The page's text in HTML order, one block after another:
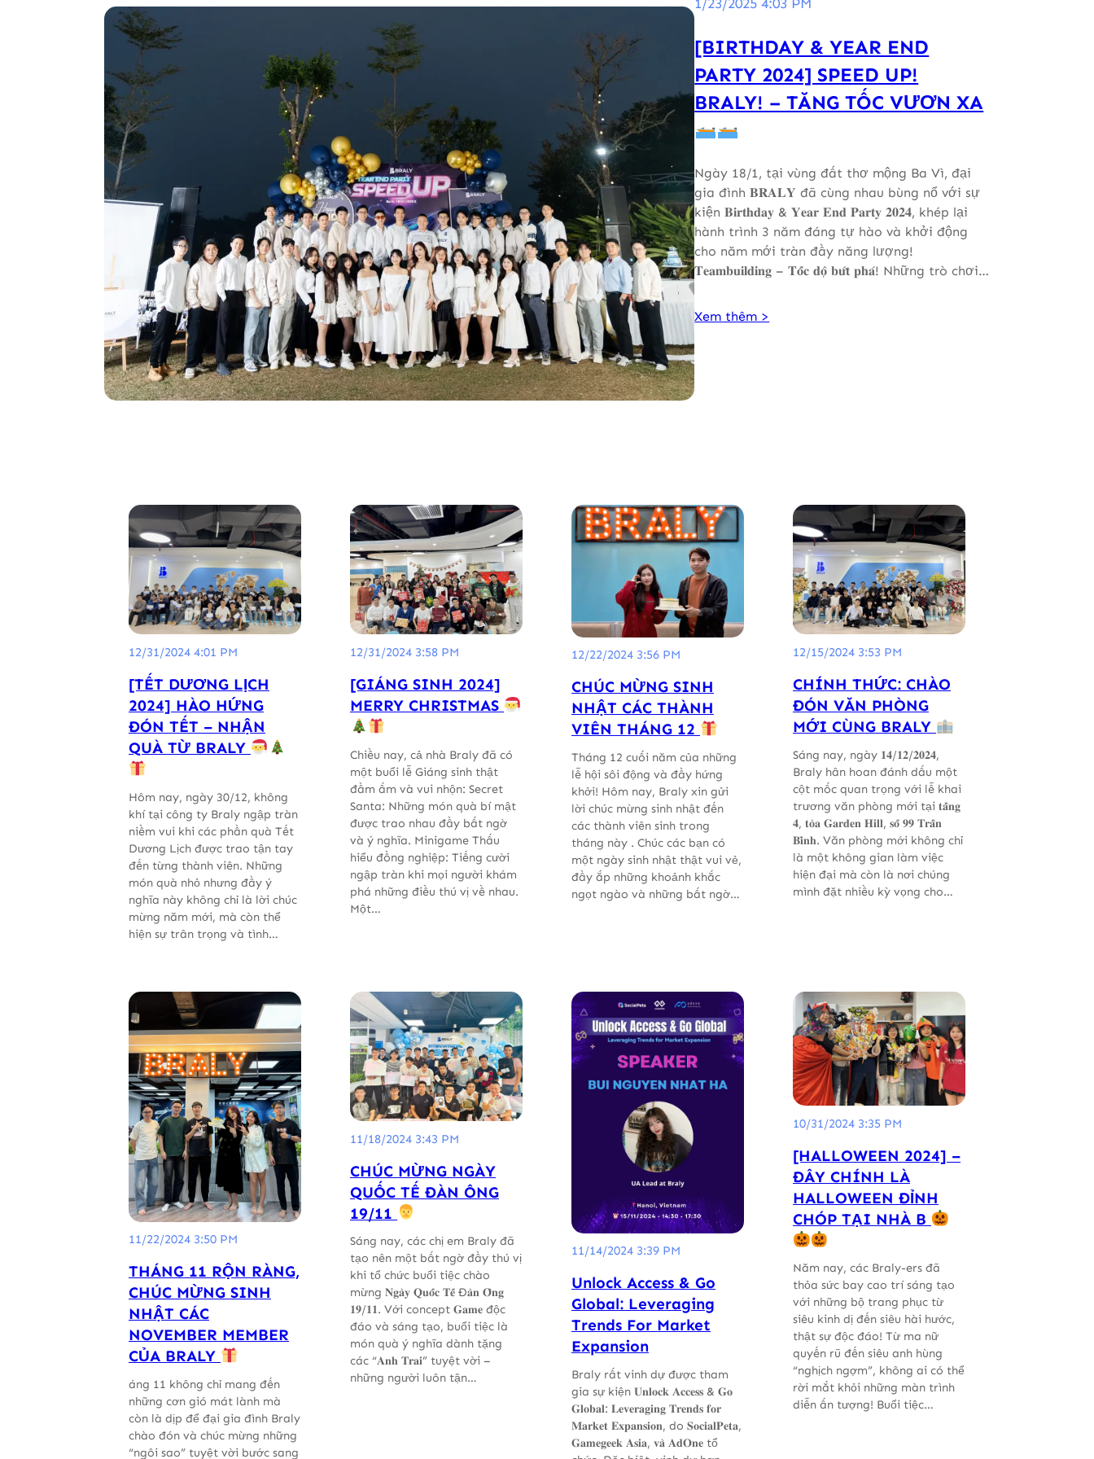
[BIRTHDAY & YEAR END
PARTY 2024] SPEED UP!
BRALY! – TĂNG TỐC VƯƠN XA
Ngày 18/1, tại vùng đất thơ mộng Ba Vì, đại
gia đình 𝐁𝐑𝐀𝐋𝐘 đã cùng nhau bùng nổ với sự
kiện 𝐁𝐢𝐫𝐭𝐡𝐝𝐚𝐲 & 𝐘𝐞𝐚𝐫 𝐄𝐧𝐝 𝐏𝐚𝐫𝐭𝐲 𝟐𝟎𝟐𝟒, khép lại
hành trình 3 năm đáng tự hào và khởi động
cho năm mới tràn đầy năng lượng!
𝐓𝐞𝐚𝐦𝐛𝐮𝐢𝐥𝐝𝐢𝐧𝐠 – 𝐓𝐨̂́𝐜 𝐝𝐨̣̂ 𝐛𝐮̛́𝐭 𝐩𝐡𝐚́! Những trò chơi…
Xem thêm >
12/31/2024 4:01 PM
[TẾT DƯƠNG LỊCH
2024] HÀO HỨNG
ĐÓN TẾT – NHẬN
QUÀ TỪ BRALY
Hôm nay, ngày 30/12, không
khí tại công ty Braly ngập tràn
niềm vui khi các phần quà Tết
Dương Lịch được trao tận tay
đến từng thành viên. Những
món quà nhỏ nhưng đầy ý
nghĩa này không chỉ là lời chúc
mừng năm mới, mà còn thể
hiện sự trân trọng và tình…
12/31/2024 3:58 PM
[GIÁNG SINH 2024]
MERRY CHRISTMAS
Chiều nay, cả nhà Braly đã có
một buổi lễ Giáng sinh thật
đầm ấm và vui nhộn: Secret
Santa: Những món quà bí mật
được trao nhau đầy bất ngờ
và ý nghĩa. Minigame Thấu
hiểu đồng nghiệp: Tiếng cười
ngập tràn khi mọi người khám
phá những điều thú vị về nhau.
Một…
12/22/2024 3:56 PM
CHÚC MỪNG SINH
NHẬT CÁC THÀNH
VIÊN THÁNG 12
Tháng 12 cuối năm của những
lễ hội sôi động và đầy hứng
khởi! Hôm nay, Braly xin gửi
lời chúc mừng sinh nhật đến
các thành viên sinh trong
tháng này . Chúc các bạn có
một ngày sinh nhật thật vui vẻ,
đầy ắp những khoảnh khắc
ngọt ngào và những bất ngờ…
12/15/2024 3:53 PM
CHÍNH THỨC: CHÀO
ĐÓN VĂN PHÒNG
MỚI CÙNG BRALY
Sáng nay, ngày 𝟏𝟒/𝟏𝟐/𝟐𝟎𝟐𝟒,
Braly hân hoan đánh dấu một
cột mốc quan trọng với lễ khai
trương văn phòng mới tại 𝐭𝐚̂̀𝐧𝐠
𝟒, 𝐭𝐨̀𝐚 𝐆𝐚𝐫𝐝𝐞𝐧 𝐇𝐢𝐥𝐥, 𝐬𝐨̂́ 𝟗𝟗 𝐓𝐫𝐚̂̀𝐧
𝐁𝐢̀𝐧𝐡. Văn phòng mới không chỉ
là một không gian làm việc
hiện đại mà còn là nơi chúng
mình đặt nhiều kỳ vọng cho…
11/22/2024 3:50 PM
THÁNG 11 RỘN RÀNG,
CHÚC MỪNG SINH
NHẬT CÁC
NOVEMBER MEMBER
CỦA BRALY
áng 11 không chỉ mang đến
những cơn gió mát lành mà
còn là dịp để đại gia đình Braly
chào đón và chúc mừng những
“ngôi sao” tuyệt vời bước sang
11/18/2024 3:43 PM
CHÚC MỪNG NGÀY
QUỐC TẾ ĐÀN ÔNG
19/11
Sáng nay, các chị em Braly đã
tạo nên một bất ngờ đầy thú vị
khi tổ chức buổi tiệc chào
mừng 𝐍𝐠𝐚̀𝐲 𝐐𝐮𝐨̂́𝐜 𝐓𝐞̂́ Đ𝐚̀𝐧 𝐎̂𝐧𝐠
𝟏𝟗/𝟏𝟏. Với concept 𝐆𝐚𝐦𝐞 độc
đáo và sáng tạo, buổi tiệc là
món quà ý nghĩa dành tặng
các “𝐀𝐧𝐡 𝐓𝐫𝐚𝐢” tuyệt vời –
những người luôn tận…
11/14/2024 3:39 PM
Unlock Access & Go
Global: Leveraging
Trends For Market
Expansion
Braly rất vinh dự được tham
gia sự kiện 𝐔𝐧𝐥𝐨𝐜𝐤 𝐀𝐜𝐜𝐞𝐬𝐬 & 𝐆𝐨
𝐆𝐥𝐨𝐛𝐚𝐥: 𝐋𝐞𝐯𝐞𝐫𝐚𝐠𝐢𝐧𝐠 𝐓𝐫𝐞𝐧𝐝𝐬 𝐟𝐨𝐫
𝐌𝐚𝐫𝐤𝐞𝐭 𝐄𝐱𝐩𝐚𝐧𝐬𝐢𝐨𝐧, do 𝐒𝐨𝐜𝐢𝐚𝐥𝐏𝐞𝐭𝐚,
𝐆𝐚𝐦𝐞𝐠𝐞𝐞𝐤 𝐀𝐬𝐢𝐚, 𝐯𝐚̀ 𝐀𝐝𝐎𝐧𝐞 tổ
10/31/2024 3:35 PM
[HALLOWEEN 2024] –
ĐÂY CHÍNH LÀ
HALLOWEEN ĐỈNH
CHÓP TẠI NHÀ B
Năm nay, các Braly-ers đã
thỏa sức bay cao trí sáng tạo
với những bộ trang phục từ
siêu kinh dị đến siêu hài hước,
thật sự độc đáo! Từ ma nữ
quyến rũ đến siêu anh hùng
“nghịch ngợm”, không ai có thể
rời mắt khỏi những màn trình
diễn ấn tượng! Buổi tiệc…